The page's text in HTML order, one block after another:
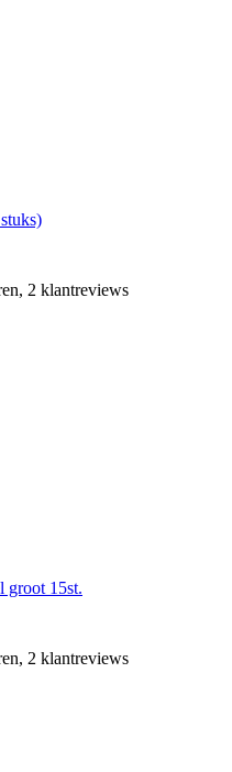
2 klantreviews
groot 15st.
2 klantreviews